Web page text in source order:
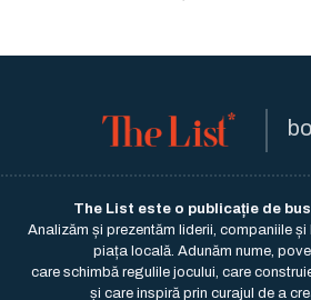
The List este o publicație de
Analizăm și prezentăm liderii, companiile
piața locală. Adunăm nume,
care schimbă regulile jocului, care
și care inspiră prin curajul de a